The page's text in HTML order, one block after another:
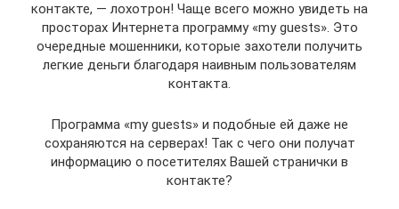
контакте, — лохотрон! Чаще всего можно увидеть на
просторах Интернета программу «my guests». Это
очередные мошенники, которые захотели получить
легкие деньги благодаря наивным пользователям
контакта.
Программа «my guests» и подобные ей даже не
сохраняются на серверах! Так с чего они получат
информацию о посетителях Вашей странички в
контакте?